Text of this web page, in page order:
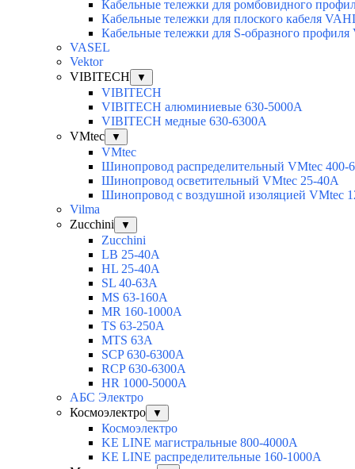
Кабельные тележки для ромбовидного
Кабельные тележки для плоского кабеля
Кабельные тележки для S-образного
VASEL
Vektor
VIBITECH
▼
VIBITECH
VIBITECH алюминиевые 630-5000А
VIBITECH медные 630-6300А
VMtec
▼
VMtec
Шинопровод распределительный VMtec 400-
Шинопровод осветительный VMtec 25-40А
Шинопровод с воздушной изоляцией VMtec
Vilma
Zucchini
▼
Zucchini
LB 25-40A
HL 25-40A
SL 40-63A
MS 63-160A
MR 160-1000A
TS 63-250A
MTS 63A
SCP 630-6300A
RCP 630-6300A
HR 1000-5000A
АБС Электро
Космоэлектро
▼
Космоэлектро
KE LINE магистральные 800-4000А
KE LINE распределительные 160-1000А